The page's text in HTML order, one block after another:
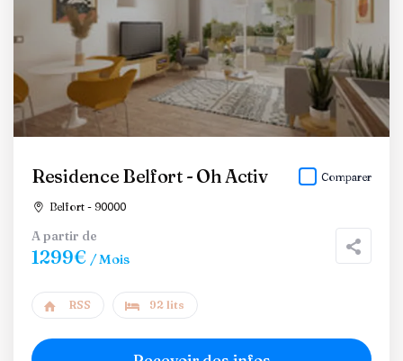
Residence Belfort - Oh Activ
Belfort - 90000
Comparer
A partir de
1299€ / Mois
RSS 92 lits